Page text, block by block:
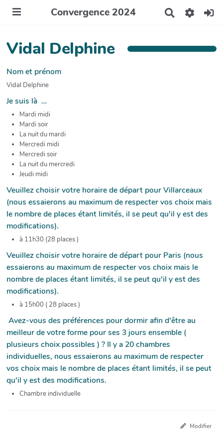
Convergence 2024
e
Vidal Delphine
Nom et prénom
Vidal Delphine
Je suis là …
Mardi midi
Mardi soir
La nuit du mardi
Mercredi midi
Mercredi soir
La nuit du mercredi
Jeudi midi
Veuillez choisir votre horaire de départ pour Villarceaux
(nous essaierons au maximum de respecter vos choix mais
le nombre de places étant limités, il se peut qu'il y est des
modifications).
à 11h30 (28 places )
Veuillez choisir votre horaire de départ pour Paris (nous
essaierons au maximum de respecter vos choix mais le
nombre de places étant limités, il se peut qu'il y est des
modifications).
à 15h00 ( 28 places )
Avez-vous des préférences pour dormir afin d'être au
meilleur de votre forme pour ses 3 jours ensemble (
plusieurs choix possibles ) ? Il y a 20 chambres
individuelles, nous essaierons au maximum de respecter
vos choix mais le nombre de places étant limités, il se peut
qu'il y est des modifications.
Chambre individuelle
Modifier